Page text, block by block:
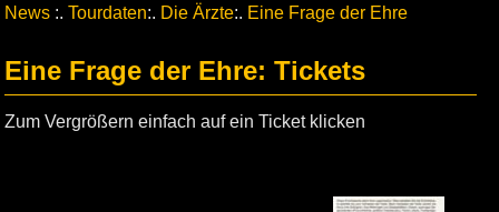
News :. Tourdaten:. Die Ärzte:. Eine Frage der Ehre
Eine Frage der Ehre: Tickets
Zum Vergrößern einfach auf ein Ticket klicken